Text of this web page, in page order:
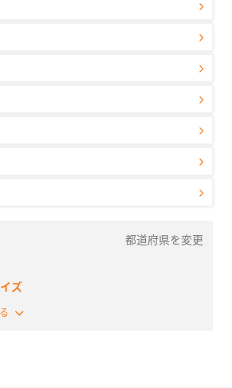
都道府県を変更
ズ